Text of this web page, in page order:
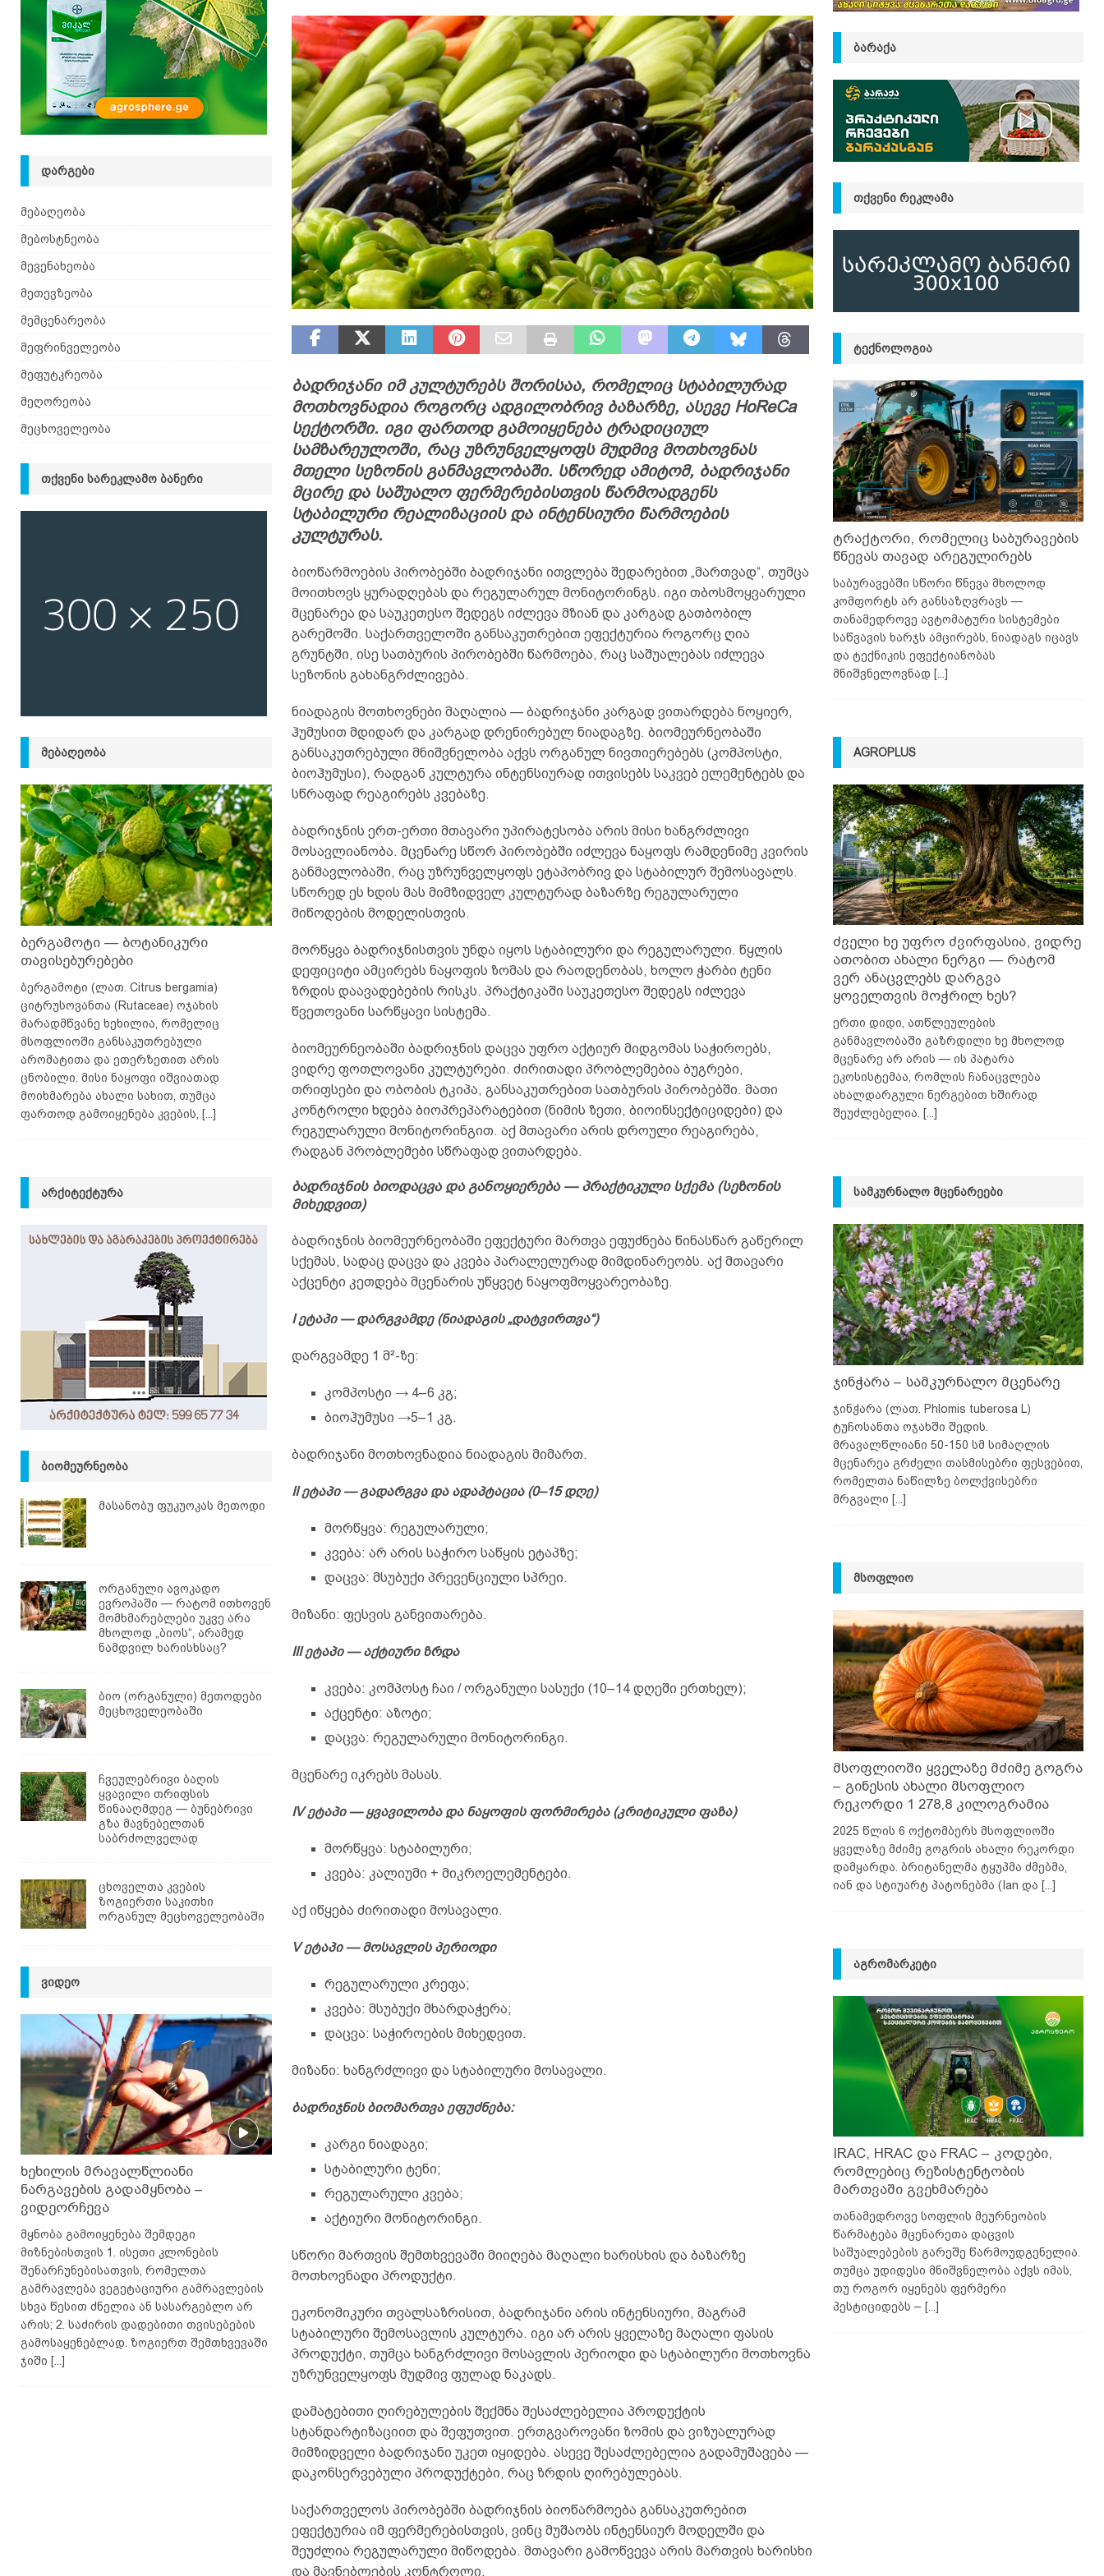
ბადრიჯანი იმ კულტურებს შორისაა, რომელიც სტაბილურად
მოთხოვნადია როგორც ადგილობრივ ბაზარზე, ასევე HoReCa
სექტორში. იგი ფართოდ გამოიყენება ტრადიციულ
სამზარეულოში, რაც უზრუნველყოფს მუდმივ მოთხოვნას
მთელი სეზონის განმავლობაში. სწორედ ამიტომ, ბადრიჯანი
მცირე და საშუალო ფერმერებისთვის წარმოადგენს
სტაბილური რეალიზაციის და ინტენსიური წარმოების
კულტურას.
ბიოწარმოების პირობებში ბადრიჯანი ითვლება შედარებით „მართვად“, თუმცა
მოითხოვს ყურადღებას და რეგულარულ მონიტორინგს. იგი თბოსმოყვარული
მცენარეა და საუკეთესო შედეგს იძლევა მზიან და კარგად გათბობილ
გარემოში. საქართველოში განსაკუთრებით ეფექტურია როგორც ღია
გრუნტში, ისე სათბურის პირობებში წარმოება, რაც საშუალებას იძლევა
სეზონის გახანგრძლივება.
ნიადაგის მოთხოვნები მაღალია — ბადრიჯანი კარგად ვითარდება ნოყიერ,
ჰუმუსით მდიდარ და კარგად დრენირებულ ნიადაგზე. ბიომეურნეობაში
განსაკუთრებული მნიშვნელობა აქვს ორგანულ ნივთიერებებს (კომპოსტი,
ბიოჰუმუსი), რადგან კულტურა ინტენსიურად ითვისებს საკვებ ელემენტებს და
სწრაფად რეაგირებს კვებაზე.
ბადრიჯნის ერთ-ერთი მთავარი უპირატესობა არის მისი ხანგრძლივი
მოსავლიანობა. მცენარე სწორ პირობებში იძლევა ნაყოფს რამდენიმე კვირის
განმავლობაში, რაც უზრუნველყოფს ეტაპობრივ და სტაბილურ შემოსავალს.
სწორედ ეს ხდის მას მიმზიდველ კულტურად ბაზარზე რეგულარული
მიწოდების მოდელისთვის.
მორწყვა ბადრიჯნისთვის უნდა იყოს სტაბილური და რეგულარული. წყლის
დეფიციტი ამცირებს ნაყოფის ზომას და რაოდენობას, ხოლო ჭარბი ტენი
ზრდის დაავადებების რისკს. პრაქტიკაში საუკეთესო შედეგს იძლევა
წვეთოვანი სარწყავი სისტემა.
ბიომეურნეობაში ბადრიჯნის დაცვა უფრო აქტიურ მიდგომას საჭიროებს,
ვიდრე ფოთლოვანი კულტურები. ძირითადი პრობლემებია ბუგრები,
თრიფსები და ობობის ტკიპა, განსაკუთრებით სათბურის პირობებში. მათი
კონტროლი ხდება ბიოპრეპარატებით (ნიმის ზეთი, ბიოინსექტიციდები) და
რეგულარული მონიტორინგით. აქ მთავარი არის დროული რეაგირება,
რადგან პრობლემები სწრაფად ვითარდება.
ბადრიჯნის ბიოდაცვა და განოყიერება — პრაქტიკული სქემა (სეზონის
მიხედვით)
ბადრიჯნის ბიომეურნეობაში ეფექტური მართვა ეფუძნება წინასწარ გაწერილ
სქემას, სადაც დაცვა და კვება პარალელურად მიმდინარეობს. აქ მთავარი
აქცენტი კეთდება მცენარის უწყვეტ ნაყოფმოყვარეობაზე.
I ეტაპი — დარგვამდე (ნიადაგის „დატვირთვა“)
დარგვამდე 1 მ²-ზე:
კომპოსტი → 4–6 კგ;
ბიოჰუმუსი →5–1 კგ.
ბადრიჯანი მოთხოვნადია ნიადაგის მიმართ.
II ეტაპი — გადარგვა და ადაპტაცია (0–15 დღე)
მორწყვა: რეგულარული;
კვება: არ არის საჭირო საწყის ეტაპზე;
დაცვა: მსუბუქი პრევენციული სპრეი.
მიზანი: ფესვის განვითარება.
III ეტაპი — აქტიური ზრდა
კვება: კომპოსტ ჩაი / ორგანული სასუქი (10–14 დღეში ერთხელ);
აქცენტი: აზოტი;
დაცვა: რეგულარული მონიტორინგი.
მცენარე იკრებს მასას.
IV ეტაპი — ყვავილობა და ნაყოფის ფორმირება (კრიტიკული ფაზა)
მორწყვა: სტაბილური;
კვება: კალიუმი + მიკროელემენტები.
აქ იწყება ძირითადი მოსავალი.
V ეტაპი — მოსავლის პერიოდი
რეგულარული კრეფა;
კვება: მსუბუქი მხარდაჭერა;
დაცვა: საჭიროების მიხედვით.
მიზანი: ხანგრძლივი და სტაბილური მოსავალი.
ბადრიჯნის ბიომართვა ეფუძნება:
კარგი ნიადაგი;
სტაბილური ტენი;
რეგულარული კვება;
აქტიური მონიტორინგი.
სწორი მართვის შემთხვევაში მიიღება მაღალი ხარისხის და ბაზარზე
მოთხოვნადი პროდუქტი.
ეკონომიკური თვალსაზრისით, ბადრიჯანი არის ინტენსიური, მაგრამ
სტაბილური შემოსავლის კულტურა. იგი არ არის ყველაზე მაღალი ფასის
პროდუქტი, თუმცა ხანგრძლივი მოსავლის პერიოდი და სტაბილური მოთხოვნა
უზრუნველყოფს მუდმივ ფულად ნაკადს.
დამატებითი ღირებულების შექმნა შესაძლებელია პროდუქტის
სტანდარტიზაციით და შეფუთვით. ერთგვაროვანი ზომის და ვიზუალურად
მიმზიდველი ბადრიჯანი უკეთ იყიდება. ასევე შესაძლებელია გადამუშავება —
დაკონსერვებული პროდუქტები, რაც ზრდის ღირებულებას.
საქართველოს პირობებში ბადრიჯნის ბიოწარმოება განსაკუთრებით
ეფექტურია იმ ფერმერებისთვის, ვინც მუშაობს ინტენსიურ მოდელში და
შეუძლია რეგულარული მიწოდება. მთავარი გამოწვევა არის მართვის ხარისხი
და მავნებლების კონტროლი.
ᲓᲐᲠᲒᲔᲑᲘ
მებაღეობა
მებოსტნეობა
მევენახეობა
მეთევზეობა
მემცენარეობა
მეფრინველეობა
მეფუტკრეობა
მეღორეობა
მეცხოველეობა
ᲗᲥᲕᲔᲜᲘ ᲡᲐᲠᲔᲙᲚᲐᲛᲝ ᲑᲐᲜᲔᲠᲘ
ᲛᲔᲑᲐᲦᲔᲝᲑᲐ
ბერგამოტი — ბოტანიკური
თავისებურებები
ბერგამოტი (ლათ. Citrus bergamia)
ციტრუსოვანთა (Rutaceae) ოჯახის
მარადმწვანე ხეხილია, რომელიც
მსოფლიოში განსაკუთრებული
არომატითა და ეთერზეთით არის
ცნობილი. მისი ნაყოფი იშვიათად
მოიხმარება ახალი სახით, თუმცა
ფართოდ გამოიყენება კვების,
[...]
ᲐᲠᲥᲘᲢᲔᲥᲢᲣᲠᲐ
ᲑᲘᲝᲛᲔᲣᲠᲜᲔᲝᲑᲐ
მასანობუ ფუკუოკას მეთოდი
ორგანული ავოკადო
ევროპაში — რატომ ითხოვენ
მომხმარებლები უკვე არა
მხოლოდ „ბიოს“, არამედ
ნამდვილ ხარისხსაც?
ბიო (ორგანული) მეთოდები
მეცხოველეობაში
ჩვეულებრივი ბაღის
ყვავილი თრიფსის
წინააღმდეგ — ბუნებრივი
გზა მავნებელთან
საბრძოლველად
ცხოველთა კვების
ზოგიერთი საკითხი
ორგანულ მეცხოველეობაში
ᲕᲘᲓᲔᲝ
ხეხილის მრავალწლიანი
ნარგავების გადამყნობა –
ვიდეორჩევა
მყნობა გამოიყენება შემდეგი
მიზნებისთვის 1. ისეთი კლონების
შენარჩუნებისათვის, რომელთა
გამრავლება ვეგეტაციური გამრავლების
სხვა წესით ძნელია ან სასარგებლო არ
არის; 2. საძირის დადებითი თვისებების
გამოსაყენებლად. ზოგიერთ შემთხვევაში
ჯიში [...]
ᲑᲐᲠᲐᲥᲐ
ᲗᲥᲕᲔᲜᲘ ᲠᲔᲙᲚᲐᲛᲐ
ᲢᲔᲥᲜᲝᲚᲝᲒᲘᲐ
ტრაქტორი, რომელიც საბურავების
წნევას თავად არეგულირებს
საბურავებში სწორი წნევა მხოლოდ
კომფორტს არ განსაზღვრავს —
თანამედროვე ავტომატური სისტემები
საწვავის ხარჯს ამცირებს, ნიადაგს იცავს
და ტექნიკის ეფექტიანობას
მნიშვნელოვნად [...]
AGROPLUS
ძველი ხე უფრო ძვირფასია, ვიდრე
ათობით ახალი ნერგი — რატომ
ვერ ანაცვლებს დარგვა
ყოველთვის მოჭრილ ხეს?
ერთი დიდი, ათწლეულების
განმავლობაში გაზრდილი ხე მხოლოდ
მცენარე არ არის — ის პატარა
ეკოსისტემაა, რომლის ჩანაცვლება
ახალდარგული ნერგებით ხშირად
შეუძლებელია. [...]
ᲡᲐᲛᲙᲣᲠᲜᲐᲚᲝ ᲛᲪᲔᲜᲐᲠᲔᲔᲑᲘ
ჯინჭარა – სამკურნალო მცენარე
ჯინჭარა (ლათ. Phlomis tuberosa L)
ტუჩოსანთა ოჯახში შედის.
მრავალწლიანი 50-150 სმ სიმაღლის
მცენარეა გრძელი თასმისებრი ფესვებით,
რომელთა ნაწილზე ბოლქვისებრი
მრგვალი [...]
ᲛᲡᲝᲤᲚᲘᲝ
მსოფლიოში ყველაზე მძიმე გოგრა
– გინესის ახალი მსოფლიო
რეკორდი 1 278,8 კილოგრამია
2025 წლის 6 ოქტომბერს მსოფლიოში
ყველაზე მძიმე გოგრის ახალი რეკორდი
დამყარდა. ბრიტანელმა ტყუპმა ძმებმა,
იან და სტიუარტ პატონებმა (Ian და [...]
ᲐᲒᲠᲝᲛᲐᲠᲙᲔᲢᲘ
IRAC, HRAC და FRAC – კოდები,
რომლებიც რეზისტენტობის
მართვაში გვეხმარება
თანამედროვე სოფლის მეურნეობის
წარმატება მცენარეთა დაცვის
საშუალებების გარეშე წარმოუდგენელია.
თუმცა უდიდესი მნიშვნელობა აქვს იმას,
თუ როგორ იყენებს ფერმერი
პესტიციდებს – [...]